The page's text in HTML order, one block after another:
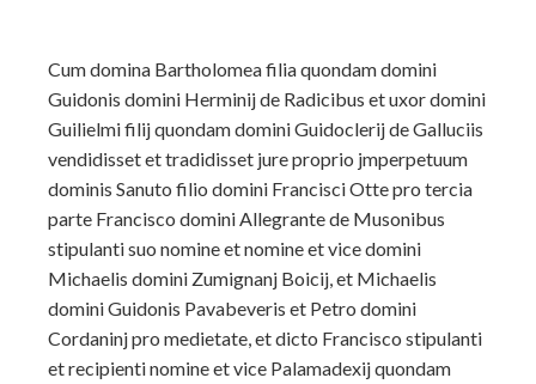
Cum domina Bartholomea filia quondam domini
Guidonis domini Herminij de Radicibus et uxor domini
Guilielmi filij quondam domini Guidoclerij de Galluciis
vendidisset et tradidisset jure proprio jmperpetuum
dominis Sanuto filio domini Francisci Otte pro tercia
parte Francisco domini Allegrante de Musonibus
stipulanti suo nomine et nomine et vice domini
Michaelis domini Zumignanj Boicij, et Michaelis
domini Guidonis Pavabeveris et Petro domini
Cordaninj pro medietate, et dicto Francisco stipulanti
et recipienti nomine et vice Palamadexij quondam